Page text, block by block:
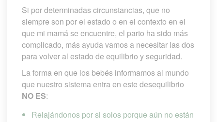
Si por determinadas circunstancias, que no
iempre son por el estado o en el contexto en el
que mi mamá se encuentre, el parto ha sido más
complicado, más ayuda vamos a necesitar las dos
para volver al estado de equilibrio y seguridad.
La forma en que los bebés informamos al mundo
que nuestro sistema entra en este desequilibrio
NO ES:
Relajándonos por si solos porque aún no están